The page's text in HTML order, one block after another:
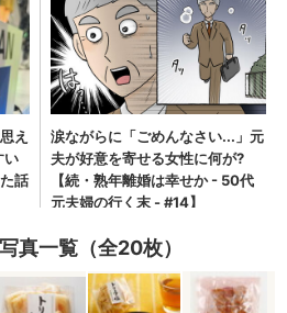
真一覧（全20枚）